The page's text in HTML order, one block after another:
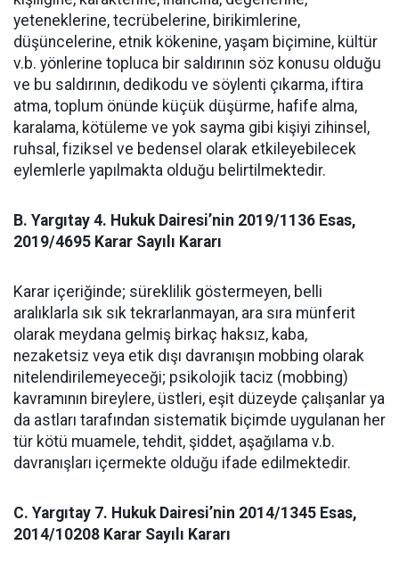
yeteneklerine, tecrübelerine, birikimlerine,
düşüncelerine, etnik kökenine, yaşam biçimine, kültür
v.b. yönlerine topluca bir saldırının söz konusu olduğu
ve bu saldırının, dedikodu ve söylenti çıkarma, iftira
atma, toplum önünde küçük düşürme, hafife alma,
karalama, kötüleme ve yok sayma gibi kişiyi zihinsel,
ruhsal, fiziksel ve bedensel olarak etkileyebilecek
eylemlerle yapılmakta olduğu belirtilmektedir.
B. Yargıtay 4. Hukuk Dairesi’nin 2019/1136 Esas,
2019/4695 Karar Sayılı Kararı
Karar içeriğinde; süreklilik göstermeyen, belli
aralıklarla sık sık tekrarlanmayan, ara sıra münferit
olarak meydana gelmiş birkaç haksız, kaba,
nezaketsiz veya etik dışı davranışın mobbing olarak
nitelendirilemeyeceği; psikolojik taciz (mobbing)
kavramının bireylere, üstleri, eşit düzeyde çalışanlar ya
da astları tarafından sistematik biçimde uygulanan her
tür kötü muamele, tehdit, şiddet, aşağılama v.b.
davranışları içermekte olduğu ifade edilmektedir.
C. Yargıtay 7. Hukuk Dairesi’nin 2014/1345 Esas,
2014/10208 Karar Sayılı Kararı